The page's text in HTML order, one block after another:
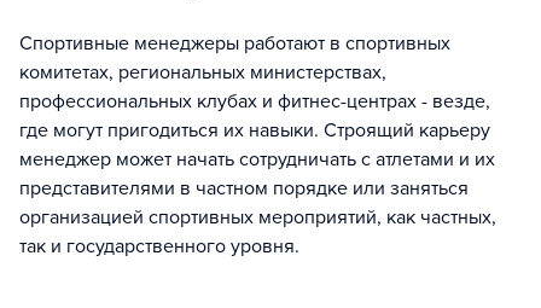
Спортивные менеджеры работают в спортивных
комитетах, региональных министерствах,
профессиональных клубах и фитнес-центрах - везде,
где могут пригодиться их навыки. Строящий карьеру
менеджер может начать сотрудничать с атлетами и их
представителями в частном порядке или заняться
организацией спортивных мероприятий, как частных,
так и государственного уровня.